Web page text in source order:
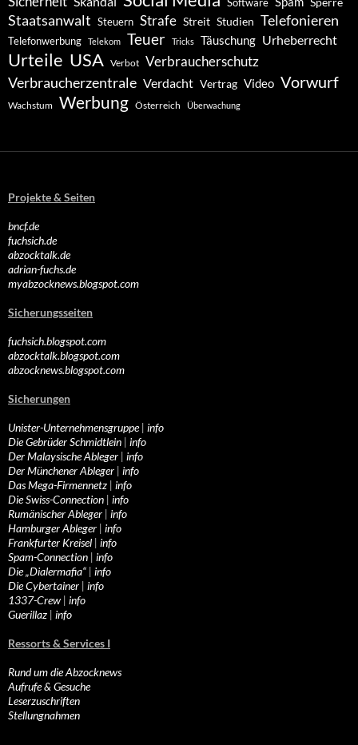
Software Sperre
Staatsanwalt Steuern Strafe Streit Studien Telefonieren
Telefonwerbung Telekom Teuer Tricks Täuschung Urheberrecht
Urteile USA Verbot Verbraucherschutz
Verbraucherzentrale Verdacht Vertrag Video Vorwurf
Wachstum Werbung Österreich Überwachung
Projekte & Seiten
bncf.de
fuchsich.de
abzocktalk.de
adrian-fuchs.de
myabzocknews.blogspot.com
Sicherungsseiten
fuchsich.blogspot.com
abzocktalk.blogspot.com
abzocknews.blogspot.com
Sicherungen
Unister-Unternehmensgruppe| info
Die Gebrüder Schmidtlein | info
Der Malaysische Ableger | info
Der Münchener Ableger | info
Das Mega-Firmennetz | info
Die Swiss-Connection | info
Rumänischer Ableger | info
Hamburger Ableger | info
Frankfurter Kreisel | info
Spam-Connection | info
Die „Dialermafia“ | info
Die Cybertainer | info
1337-Crew | info
Guerillaz | info
Ressorts & Services I
Rund um die Abzocknews
Aufrufe & Gesuche
Leserzuschriften
Stellungnahmen